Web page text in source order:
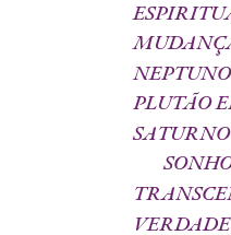
NEPTUNO
PLUTÃO
SATURNO
VERDADE